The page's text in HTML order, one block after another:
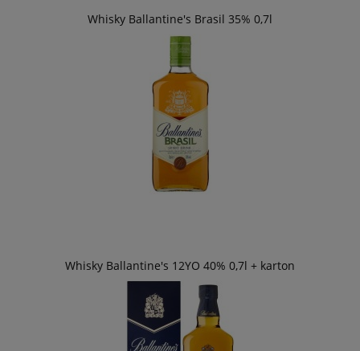
Whisky Ballantine's Brasil 35% 0,7l
Whisky Ballantine's 12YO 40% 0,7l + karton